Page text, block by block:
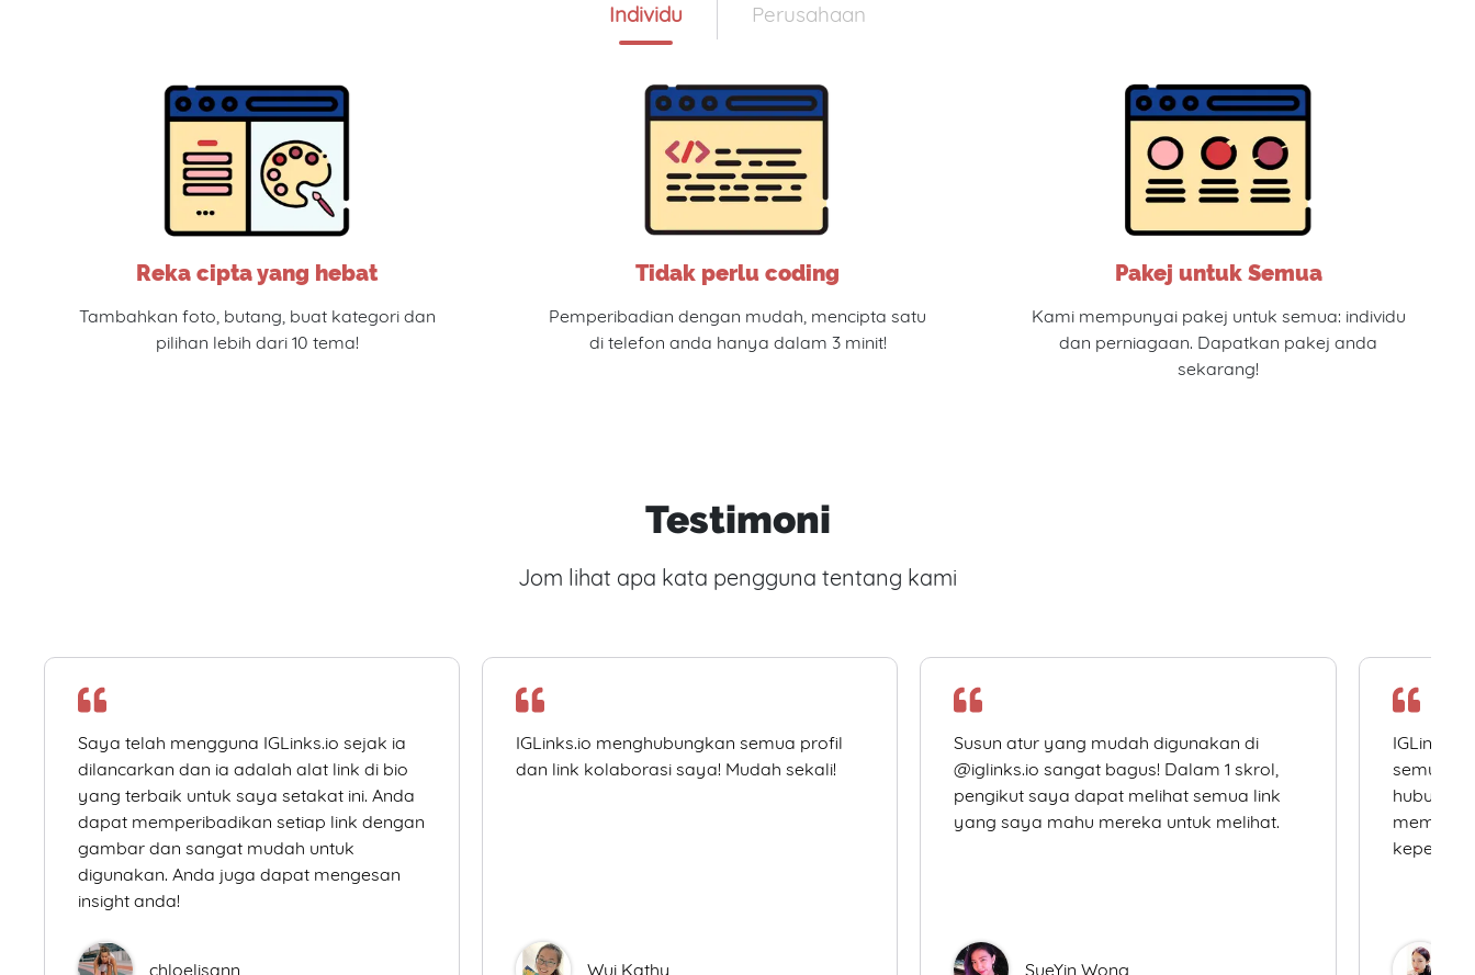
Individu Perusahaan
Reka cipta yang hebat
Tambahkan foto, butang, buat kategori dan
pilihan lebih dari 10 tema!
Tidak perlu coding
Pemperibadian dengan mudah, mencipta satu
di telefon anda hanya dalam 3 minit!
Pakej untuk Semua
Kami mempunyai pakej untuk semua: individu
dan perniagaan. Dapatkan pakej anda
sekarang!
Testimoni
Jom lihat apa kata pengguna tentang kami
Saya telah mengguna IGLinks.io sejak ia
dilancarkan dan ia adalah alat link di bio
yang terbaik untuk saya setakat ini. Anda
dapat memperibadikan setiap link dengan
gambar dan sangat mudah untuk
digunakan. Anda juga dapat mengesan
insight anda!
chloelisann
IGLinks.io menghubungkan semua profil
dan link kolaborasi saya! Mudah sekali!
Wui Kathy
Susun atur yang mudah digunakan di
@iglinks.io sangat bagus! Dalam 1 skrol,
pengikut saya dapat melihat semua link
yang saya mahu mereka untuk melihat.
SueYin Wong
semua